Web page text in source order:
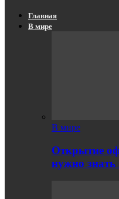
Главная
В мире
В мире
Открытие
нужно